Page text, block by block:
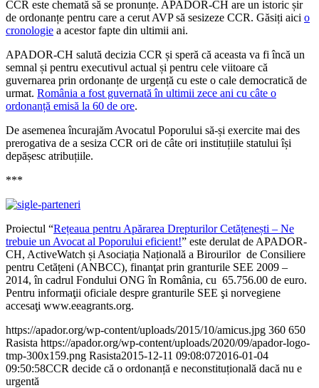
CCR este chemată să se pronunțe. APADOR-CH are un istoric șir
de ordonanțe pentru care a cerut AVP să sesizeze CCR. Găsiți aici o
cronologie a acestor fapte din ultimii ani.
APADOR-CH salută decizia CCR și speră că aceasta va fi încă un
semnal și pentru executivul actual și pentru cele viitoare că
guvernarea prin ordonanțe de urgență cu este o cale democratică de
urmat. România a fost guvernată în ultimii zece ani cu câte o
ordonanță emisă la 60 de ore.
De asemenea încurajăm Avocatul Poporului să-și exercite mai des
prerogativa de a sesiza CCR ori de câte ori instituțiile statului își
depășesc atribuțiile.
***
Proiectul “Rețeaua pentru Apărarea Drepturilor Cetățenești – Ne
trebuie un Avocat al Poporului eficient!” este derulat de APADOR-
CH, ActiveWatch și Asociația Națională a Birourilor de Consiliere
pentru Cetățeni (ANBCC), finanţat prin granturile SEE 2009 –
2014, în cadrul Fondului ONG în România, cu 65.756.00 de euro.
Pentru informaţii oficiale despre granturile SEE şi norvegiene
accesaţi www.eeagrants.org.
https://apador.org/wp-content/uploads/2015/10/amicus.jpg 360 650
Rasista https://apador.org/wp-content/uploads/2020/09/apador-logo-
tmp-300x159.png Rasista2015-12-11 09:08:072016-01-04
09:50:58CCR decide că o ordonanță e neconstituțională dacă nu e
urgentă